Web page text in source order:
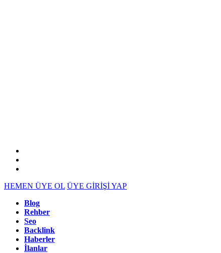
HEMEN ÜYE OL ÜYE GİRİŞİ YAP
Blog
Rehber
Seo
Backlink
Haberler
İlanlar